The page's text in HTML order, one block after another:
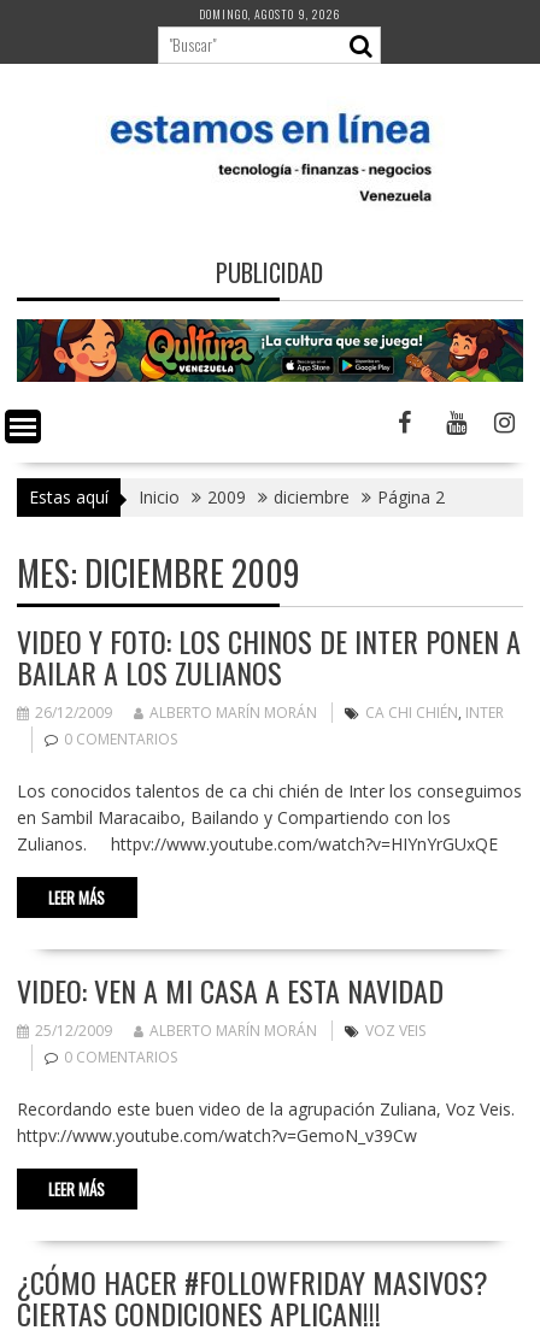
contenido
DOMINGO, AGOSTO 9, 2026
PUBLICIDAD
Estas aquí Inicio 2009 diciembre Página 2
MES: DICIEMBRE 2009
VIDEO Y FOTO: LOS CHINOS DE INTER PONEN A
BAILAR A LOS ZULIANOS
26/12/2009 ALBERTO MARÍN MORÁN CA CHI CHIÉN, INTER
0 COMENTARIOS
Los conocidos talentos de ca chi chién de Inter los conseguimos
en Sambil Maracaibo, Bailando y Compartiendo con los
Zulianos. httpv://www.youtube.com/watch?v=HIYnYrGUxQE
LEER MÁS
VIDEO: VEN A MI CASA A ESTA NAVIDAD
25/12/2009 ALBERTO MARÍN MORÁN
VOZ VEIS
0 COMENTARIOS
Recordando este buen video de la agrupación Zuliana, Voz Veis.
httpv://www.youtube.com/watch?v=GemoN_v39Cw
LEER MÁS
¿CÓMO HACER #FOLLOWFRIDAY MASIVOS?
CIERTAS CONDICIONES APLICAN!!!